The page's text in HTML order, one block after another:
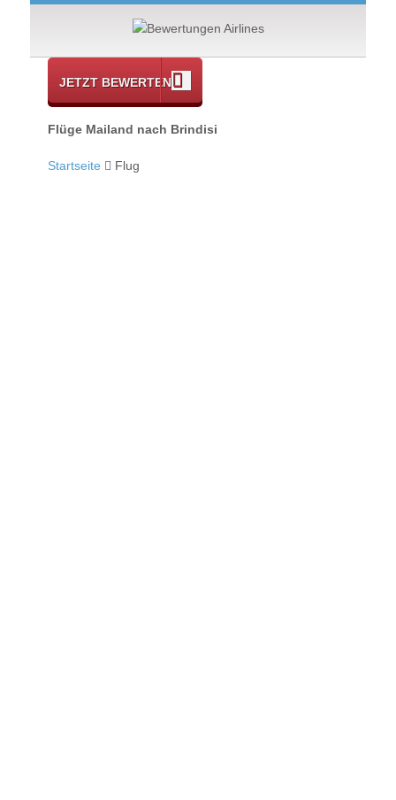
JETZT BEWERTEN
Flüge Mailand nach Brindisi
Startseite Flug